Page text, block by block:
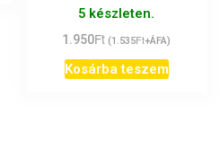
5 készleten.
1.950Ft (1.535Ft+ÁFA)
Kosárba teszem